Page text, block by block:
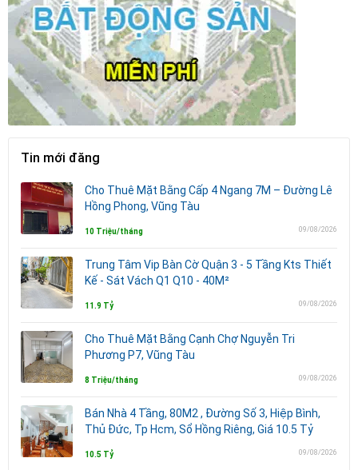
Tin mới đăng
Cho Thuê Mặt Bằng Cấp 4 Ngang 7M – Đường Lê
Hồng Phong, Vũng Tàu
10 Triệu/tháng 09/08/2026
Trung Tâm Vip Bàn Cờ Quận 3 - 5 Tầng Kts Thiết
Kế - Sát Vách Q1 Q10 - 40M²
11.9 Tỷ 09/08/2026
Cho Thuê Mặt Bằng Cạnh Chợ Nguyễn Tri
Phương P7, Vũng Tàu
8 Triệu/tháng 09/08/2026
Bán Nhà 4 Tầng, 80M2 , Đường Số 3, Hiệp Bình,
Thủ Đức, Tp Hcm, Sổ Hồng Riêng, Giá 10.5 Tỷ
10.5 Tỷ 09/08/2026